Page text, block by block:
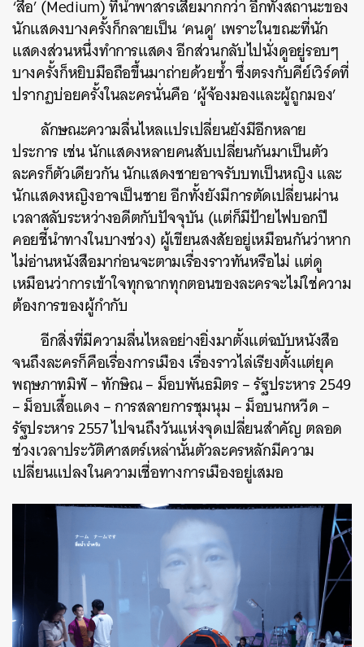
‘สื่อ’ (Medium) ที่นำพาสารเสียมากกว่า อีกทั้งสถานะของ
นักแสดงบางครั้งก็กลายเป็น ‘คนดู’ เพราะในขณะที่นัก
แสดงส่วนหนึ่งทำการแสดง อีกส่วนกลับไปนั่งดูอยู่รอบๆ
บางครั้งก็หยิบมือถือขึ้นมาถ่ายด้วยซ้ำ ซึ่งตรงกับคีย์เวิร์ดที่
ปรากฏบ่อยครั้งในละครนั่นคือ ‘ผู้จ้องมองและผู้ถูกมอง’
ลักษณะความลื่นไหลแปรเปลี่ยนยังมีอีกหลาย
ประการ เช่น นักแสดงหลายคนสับเปลี่ยนกันมาเป็นตัว
ละครก็ตัวเดียวกัน นักแสดงชายอาจรับบทเป็นหญิง และ
นักแสดงหญิงอาจเป็นชาย อีกทั้งยังมีการตัดเปลี่ยนผ่าน
เวลาสลับระหว่างอดีตกับปัจจุบัน (แต่ก็มีป้ายไฟบอกปี
คอยชี้นำทางในบางช่วง) ผู้เขียนสงสัยอยู่เหมือนกันว่าหาก
ไม่อ่านหนังสือมาก่อนจะตามเรื่องราวทันหรือไม่ แต่ดู
เหมือนว่าการเข้าใจทุกฉากทุกตอนของละครจะไม่ใช่ความ
ต้องการของผู้กำกับ
อีกสิ่งที่มีความลื่นไหลอย่างยิ่งมาตั้งแต่ฉบับหนังสือ
จนถึงละครก็คือเรื่องการเมือง เรื่องราวไล่เรียงตั้งแต่ยุค
พฤษภาทมิฬ – ทักษิณ – ม็อบพันธมิตร – รัฐประหาร 2549
– ม็อบเสื้อแดง – การสลายการชุมนุม – ม็อบนกหวีด –
รัฐประหาร 2557 ไปจนถึงวันแห่งจุดเปลี่ยนสำคัญ ตลอด
ช่วงเวลาประวัติศาสตร์เหล่านั้นตัวละครหลักมีความ
เปลี่ยนแปลงในความเชื่อทางการเมืองอยู่เสมอ
ค้นหา
SHARE TWEET LINE EMAIL